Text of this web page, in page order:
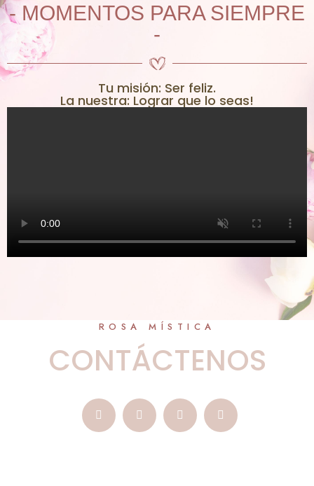
- MOMENTOS PARA SIEMPRE
-
Tu misión: Ser feliz.
La nuestra: Lograr que lo seas!
ROSA MÍSTICA
CONTÁCTENOS